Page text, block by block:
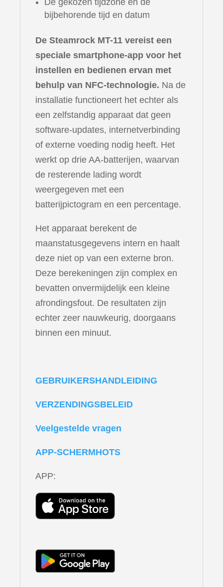
De gekozen tijdzone en de
bijbehorende tijd en datum
De Steamrock MT-11 vereist een
speciale smartphone-app voor het
instellen en bedienen ervan met
behulp van NFC-technologie. Na de
installatie functioneert het echter als
een zelfstandig apparaat dat geen
software-updates, internetverbinding
of externe voeding nodig heeft. Het
werkt op drie AA-batterijen, waarvan
de resterende lading wordt
weergegeven met een
batterijpictogram en een percentage.
Het apparaat berekent de
maanstatusgegevens intern en haalt
deze niet op van een externe bron.
Deze berekeningen zijn complex en
bevatten onvermijdelijk een kleine
afrondingsfout. De resultaten zijn
echter zeer nauwkeurig, doorgaans
binnen een minuut.
GEBRUIKERSHANDLEIDING
VERZENDINGSBELEID
Veelgestelde vragen
APP-SCHERMHOTS
APP: